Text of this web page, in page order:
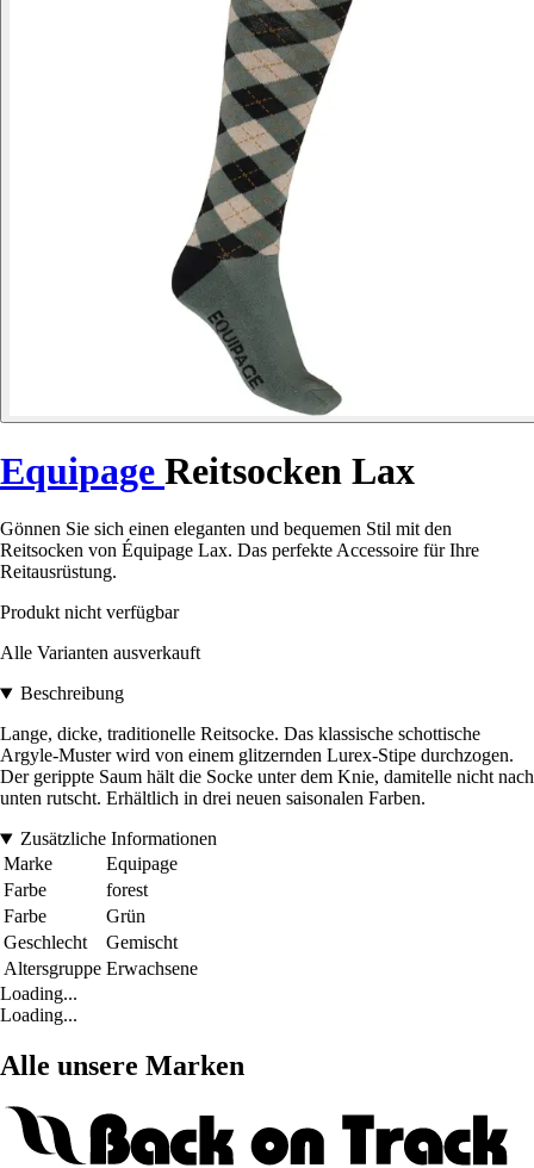
Equipage Reitsocken Lax
Gönnen Sie sich einen eleganten und bequemen Stil mit den
Reitsocken von Équipage Lax. Das perfekte Accessoire für Ihre
Reitausrüstung.
Produkt nicht verfügbar
Alle Varianten ausverkauft
Beschreibung
Lange, dicke, traditionelle Reitsocke. Das klassische schottische
Argyle-Muster wird von einem glitzernden Lurex-Stipe durchzogen.
Der gerippte Saum hält die Socke unter dem Knie, damitelle nicht nach
unten rutscht. Erhältlich in drei neuen saisonalen Farben.
Zusätzliche Informationen
Marke
Equipage
Farbe
forest
Farbe
Grün
Geschlecht
Gemischt
Altersgruppe Erwachsene
Loading...
Loading...
Alle unsere Marken